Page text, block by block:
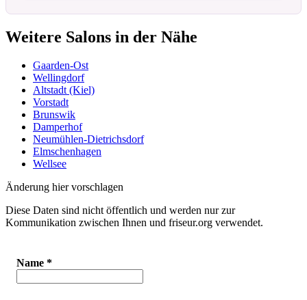
Weitere Salons in der Nähe
Gaarden-Ost
Wellingdorf
Altstadt (Kiel)
Vorstadt
Brunswik
Damperhof
Neumühlen-Dietrichsdorf
Elmschenhagen
Wellsee
Änderung hier vorschlagen
Diese Daten sind nicht öffentlich und werden nur zur
Kommunikation zwischen Ihnen und friseur.org verwendet.
Name *